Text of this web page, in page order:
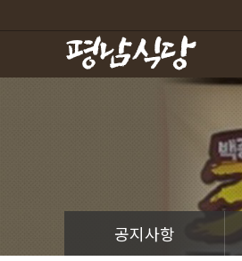
하위분류
공지사항